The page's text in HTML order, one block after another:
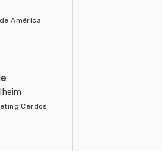
América
Cerdos
América